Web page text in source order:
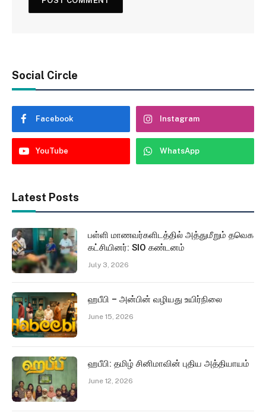
Social Circle
Facebook Instagram
YouTube WhatsApp
Latest Posts
பள்ளி மாணவர்களிடத்தில் அத்துமீறும் தவெக
கட்சியினர்: SIO கண்டனம்
July 3, 2026
ஹபீபி – அன்பின் வழியது உயிர்நிலை
June 15, 2026
ஹபீபி: தமிழ் சினிமாவின் புதிய அத்தியாயம்
June 12, 2026